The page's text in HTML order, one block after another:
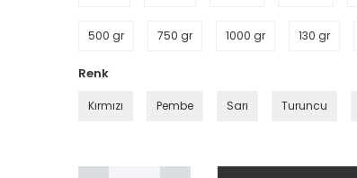
500 gr 750 gr 1000 gr 130 gr
Renk
Kırmızı Pembe Sarı Turuncu